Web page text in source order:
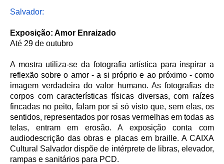
Salvador:
Exposição: Amor Enraizado
Até 29 de outubro
A mostra utiliza-se da fotografia artística para inspirar a
reflexão sobre o amor - a si próprio e ao próximo - como
imagem verdadeira do valor humano. As fotografias de
corpos com características físicas diversas, com raízes
fincadas no peito, falam por si só visto que, sem elas, os
sentidos, representados por rosas vermelhas em todas as
telas, entram em erosão. A exposição conta com
audiodescrição das obras e placas em braille. A CAIXA
Cultural Salvador dispõe de intérprete de libras, elevador,
rampas e sanitários para PCD.